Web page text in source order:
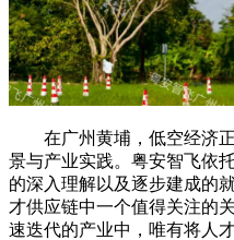
在广州黄埔，低空经济
景与产业实践。粤安智飞依
的深入理解以及逐步建成的
才供应链中一个值得关注的
速迭代的产业中，唯有将人